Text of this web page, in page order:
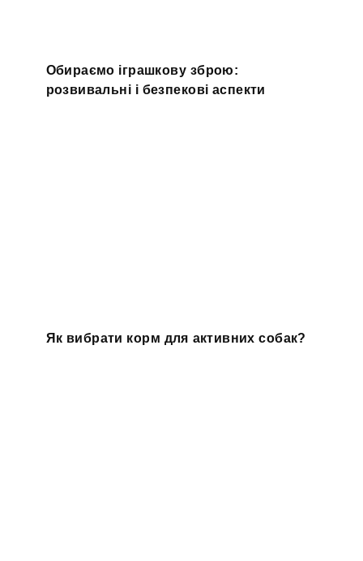
Обираємо іграшкову зброю:
розвивальні і безпекові аспекти
Як вибрати корм для активних собак?